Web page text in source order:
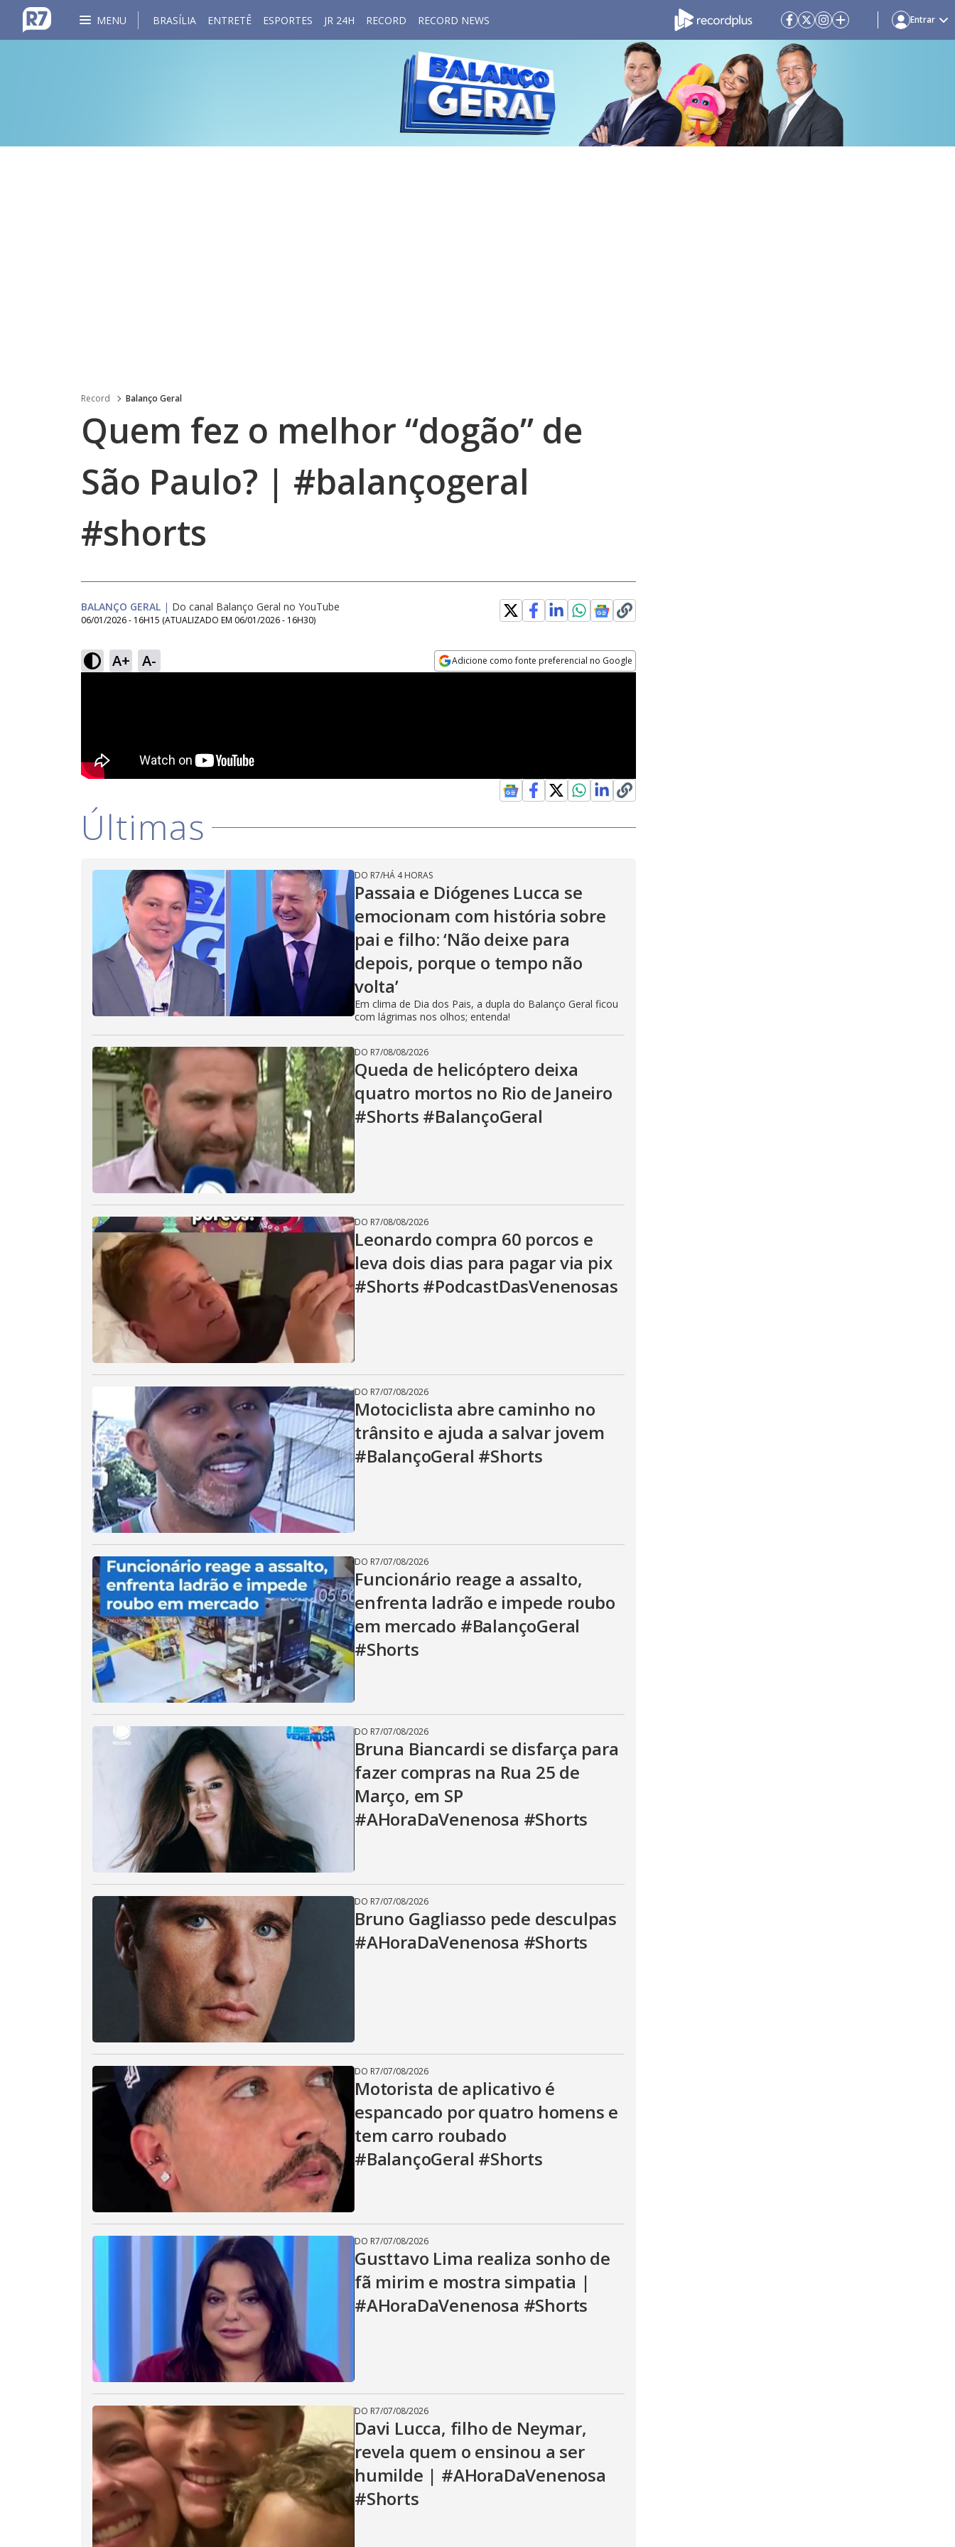
MENU BRASÍLIA ENTRETÊ ESPORTES JR 24H RECORD RECORD NEWS Entrar
Record Balanço Geral
Quem fez o melhor “dogão” de
São Paulo? | #balançogeral
#shorts
BALANÇO GERAL | Do canal Balanço Geral no YouTube
06/01/2026 - 16H15 (ATUALIZADO EM 06/01/2026 - 16H30)
A+ A- Adicione como fonte preferencial no Google
Últimas
DO R7/HÁ 4 HORAS
Passaia e Diógenes Lucca se
emocionam com história sobre
pai e filho: ‘Não deixe para
depois, porque o tempo não
volta’
Em clima de Dia dos Pais, a dupla do Balanço Geral ficou
com lágrimas nos olhos; entenda!
DO R7/08/08/2026
Queda de helicóptero deixa
quatro mortos no Rio de Janeiro
#Shorts #BalançoGeral
DO R7/08/08/2026
Leonardo compra 60 porcos e
leva dois dias para pagar via pix
#Shorts #PodcastDasVenenosas
DO R7/07/08/2026
Motociclista abre caminho no
trânsito e ajuda a salvar jovem
#BalançoGeral #Shorts
DO R7/07/08/2026
Funcionário reage a assalto,
enfrenta ladrão e impede roubo
em mercado #BalançoGeral
#Shorts
DO R7/07/08/2026
Bruna Biancardi se disfarça para
fazer compras na Rua 25 de
Março, em SP
#AHoraDaVenenosa #Shorts
DO R7/07/08/2026
Bruno Gagliasso pede desculpas
#AHoraDaVenenosa #Shorts
DO R7/07/08/2026
Motorista de aplicativo é
espancado por quatro homens e
tem carro roubado
#BalançoGeral #Shorts
DO R7/07/08/2026
Gusttavo Lima realiza sonho de
fã mirim e mostra simpatia |
#AHoraDaVenenosa #Shorts
DO R7/07/08/2026
Davi Lucca, filho de Neymar,
revela quem o ensinou a ser
humilde | #AHoraDaVenenosa
#Shorts